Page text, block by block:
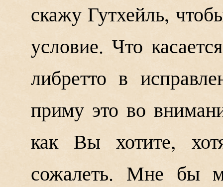
скажу Гутхейль,
условие. Что
либретто в
приму это во
как Вы хотите,
сожалеть. Мне бы